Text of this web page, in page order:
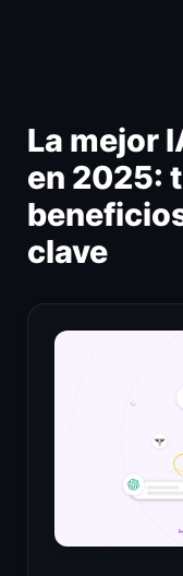
La mejor
en 2025:
clave